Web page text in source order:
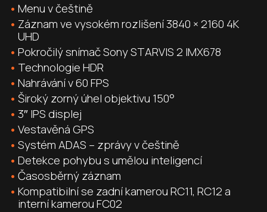
Menu v češtině
Záznam ve vysokém rozlišení 3840 × 2160 4K
UHD
Pokročilý snímač Sony STARVIS 2 IMX678
Technologie HDR
Nahrávání v 60 FPS
Široký zorný úhel objektivu 150°
3″ IPS displej
Vestavěná GPS
Systém ADAS – zprávy v češtině
Detekce pohybu s umělou inteligencí
Časosběrný záznam
Kompatibilní se zadní kamerou RC11, RC12 a
interní kamerou FC02